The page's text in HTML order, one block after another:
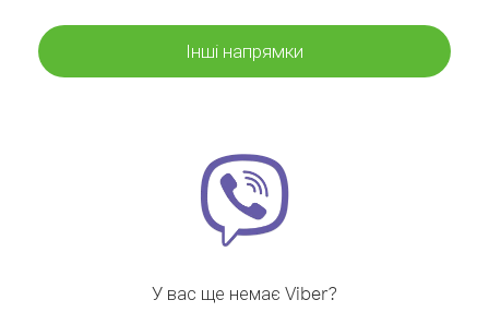
Інші напрямки
У вас ще немає Viber?